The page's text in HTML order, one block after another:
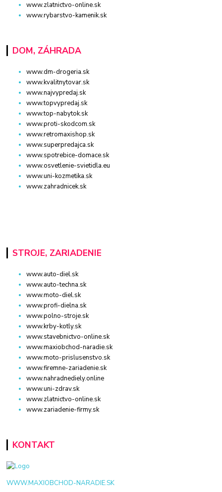
www.zlatnictvo-online.sk
www.rybarstvo-kamenik.sk
DOM, ZÁHRADA
www.dm-drogeria.sk
www.kvalitnytovar.sk
www.najvypredaj.sk
www.topvypredaj.sk
www.top-nabytok.sk
www.proti-skodcom.sk
www.retromaxishop.sk
www.superpredajca.sk
www.spotrebice-domace.sk
www.osvetlenie-svietidla.eu
www.uni-kozmetika.sk
www.zahradnicek.sk
STROJE, ZARIADENIE
www.auto-diel.sk
www.auto-techna.sk
www.moto-diel.sk
www.profi-dielna.sk
www.polno-stroje.sk
www.krby-kotly.sk
www.stavebnictvo-online.sk
www.maxiobchod-naradie.sk
www.moto-prislusenstvo.sk
www.firemne-zariadenie.sk
www.nahradnediely.online
www.uni-zdrav.sk
www.zlatnictvo-online.sk
www.zariadenie-firmy.sk
KONTAKT
WWW.MAXIOBCHOD-NARADIE.SK